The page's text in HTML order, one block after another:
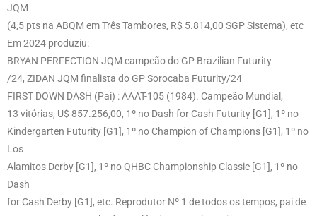
JQM
(4,5 pts na ABQM em Três Tambores, R$ 5.814,00 SGP Sistema), etc
Em 2024 produziu:
BRYAN PERFECTION JQM campeão do GP Brazilian Futurity
/24, ZIDAN JQM finalista do GP Sorocaba Futurity/24
FIRST DOWN DASH (Pai) : AAAT-105 (1984). Campeão Mundial,
13 vitórias, U$ 857.256,00, 1º no Dash for Cash Futurity [G1], 1º no
Kindergarten Futurity [G1], 1º no Champion of Champions [G1], 1º no
Los
Alamitos Derby [G1], 1º no QHBC Championship Classic [G1], 1º no
Dash
for Cash Derby [G1], etc. Reprodutor Nº 1 de todos os tempos, pai de